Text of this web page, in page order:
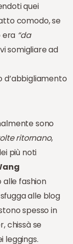
quei
comodo, se
era “da
somigliare ad
d’abbigliamento
sono
ritornano,
più noti
fashion
alle blog
spesso in
chissà se
leggings.